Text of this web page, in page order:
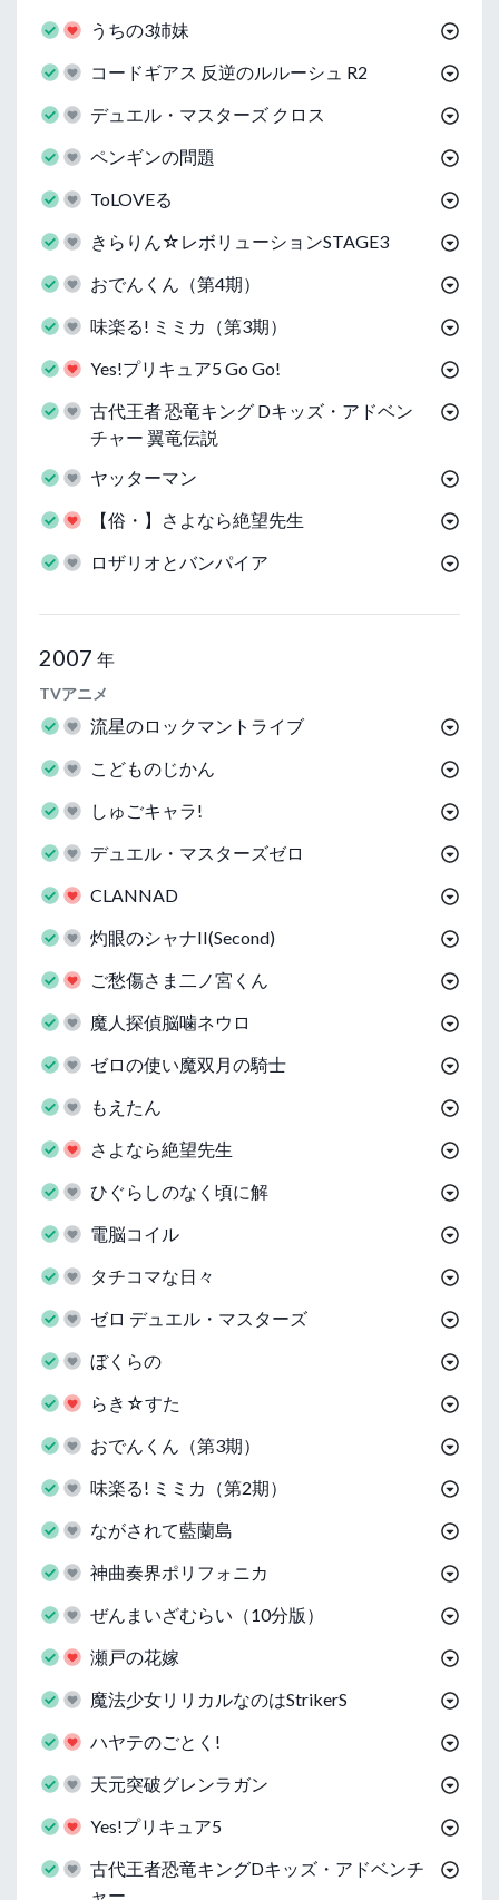
うちの3姉妹
コードギアス 反逆のルルーシュ R2
デュエル・マスターズ クロス
ペンギンの問題
ToLOVEる
きらりん☆レボリューションSTAGE3
おでんくん（第4期）
味楽る! ミミカ（第3期）
Yes!プリキュア5 Go Go!
古代王者 恐竜キング Dキッズ・アドベン
チャー 翼竜伝説
ヤッターマン
【俗・】さよなら絶望先生
ロザリオとバンパイア
2007 年
TVアニメ
流星のロックマントライブ
こどものじかん
しゅごキャラ!
デュエル・マスターズゼロ
CLANNAD
灼眼のシャナII(Second)
ご愁傷さま二ノ宮くん
魔人探偵脳噛ネウロ
ゼロの使い魔双月の騎士
もえたん
さよなら絶望先生
ひぐらしのなく頃に解
電脳コイル
タチコマな日々
ゼロ デュエル・マスターズ
ぼくらの
らき☆すた
おでんくん（第3期）
味楽る! ミミカ（第2期）
ながされて藍蘭島
神曲奏界ポリフォニカ
ぜんまいざむらい（10分版）
瀬戸の花嫁
魔法少女リリカルなのはStrikerS
ハヤテのごとく!
天元突破グレンラガン
Yes!プリキュア5
古代王者恐竜キングDキッズ・アドベンチ
ャー